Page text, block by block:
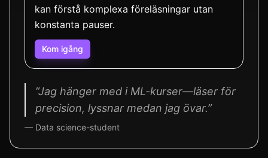
kan förstå komplexa föreläsningar utan
konstanta pauser.
Kom igång
”Jag hänger med i ML-kurser—läser för
precision, lyssnar medan jag övar.”
— Data science-student